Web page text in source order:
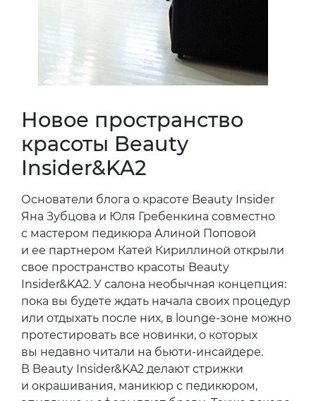
Новое пространство
красоты Beauty
Insider&KA2
Основатели блога о красоте Beauty Insider
Яна Зубцова и Юля Гребенкина совместно
с мастером педикюра Алиной Поповой
и ее партнером Катей Кириллиной открыли
свое пространство красоты Beauty
Insider&KA2. У салона необычная концепция:
пока вы будете ждать начала своих процедур
или отдыхать после них, в lounge-зоне можно
протестировать все новинки, о которых
вы недавно читали на бьюти-инсайдере.
В Beauty Insider&KA2 делают стрижки
и окрашивания, маникюр с педикюром,